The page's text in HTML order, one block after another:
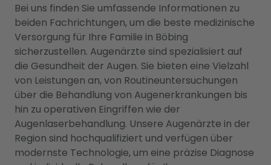
Bei uns finden Sie umfassende Informationen zu
beiden Fachrichtungen, um die beste medizinische
Versorgung für Ihre Familie in Böbing
sicherzustellen. Augenärzte sind spezialisiert auf
die Gesundheit der Augen. Sie bieten eine Vielzahl
von Leistungen an, von Routineuntersuchungen
über die Behandlung von Augenerkrankungen bis
hin zu operativen Eingriffen wie der
Augenlaserbehandlung. Unsere Augenärzte in der
Region sind hochqualifiziert und verfügen über
modernste Technologie, um eine präzise Diagnose